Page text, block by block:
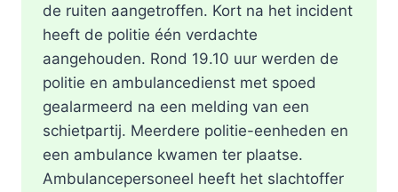
de ruiten aangetroffen. Kort na het incident
heeft de politie één verdachte
aangehouden. Rond 19.10 uur werden de
politie en ambulancedienst met spoed
gealarmeerd na een melding van een
schietpartij. Meerdere politie-eenheden en
een ambulance kwamen ter plaatse.
Ambulancepersoneel heeft het slachtoffer